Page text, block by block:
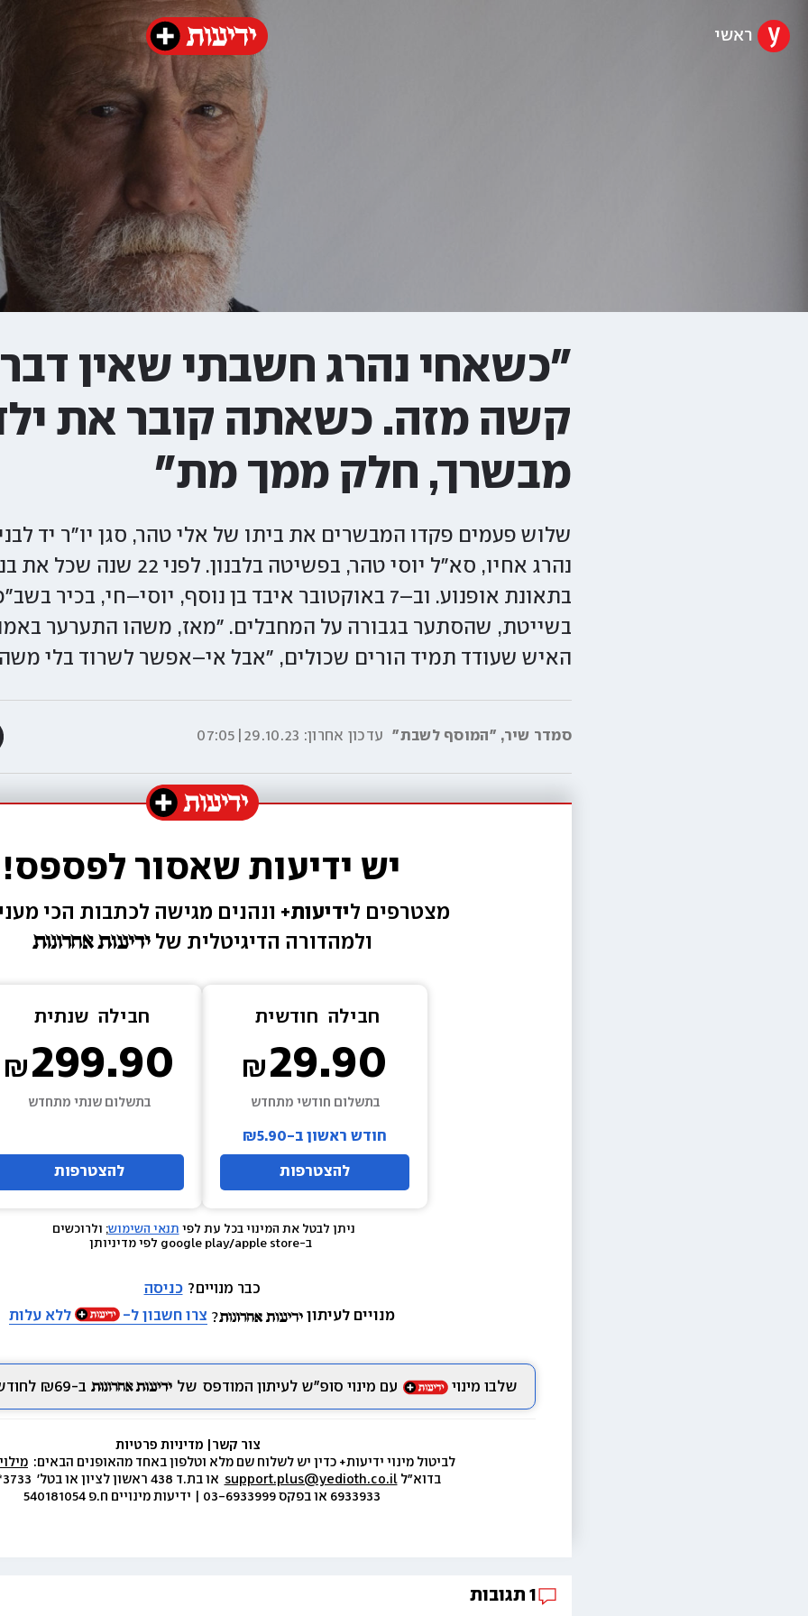
ראשי
"כשאחי נהרג חשבתי שאין דבר
קשה מזה. כשאתה קובר את
מבשרך, חלק ממך מת"
נהרג אחיו, סא"ל יוסי טהר, בפשיטה
בתאונת אופנוע. וב–7 באוקטובר איבד בן נוסף, יוסי–חי,
בשייטת, שהסתער בגבורה על המחבלים. "מאז, משהו התערער
האיש שעודד תמיד הורים שכולים, "אבל אי–אפשר לשרוד בלי
סמדר שיר, "המוסף לשבת" עדכון אחרון: 29.10.23|07:05
יש ידיעות שאסור לפספס!
מצטרפים לידיעות+ ונהנים מגישה לכתבות הכי
ולמהדורה הדיגיטלית של
חבילה חודשית
29.90
בתשלום חודשי מתחדש
חודש ראשון ב-₪5.90
להצטרפות
חבילה שנתית
299.90
בתשלום שנתי מתחדש
להצטרפות
ניתן לבטל את המינוי בכל עת לפי תנאי השימוש; ולרוכשים
כבר מנויים? כניסה
מנויים לעיתון
צרו חשבון ל- ללא עלות
שלבו מינוי עם מינוי סופ״ש לעיתון המודפס של ב-₪69 לחודש.
צור קשר
לביטול מינוי ידיעות+ כדין יש לשלוח שם מלא וטלפון באחד מהאופנים הבאים:
בדוא״ל support.plus@yedioth.co.il
6933933 או בפקס 03-6933999 | ידיעות מינויים ח.פ 540181054
1 תגובות